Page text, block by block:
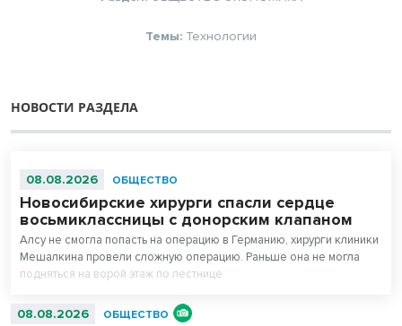
Темы: Технологии
НОВОСТИ РАЗДЕЛА
08.08.2026 ОБЩЕСТВО
Новосибирские хирурги спасли сердце
восьмиклассницы с донорским клапаном
Алсу не смогла попасть на операцию в Германию, хирурги клиники
Мешалкина провели сложную операцию. Раньше она не могла
подняться на ворой этаж по лестнице.
08.08.2026 ОБЩЕСТВО